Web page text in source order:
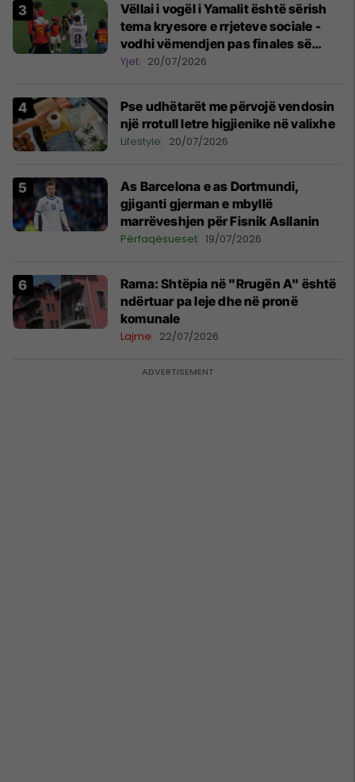
Vëllai i vogël i Yamalit është sërish
tema kryesore e rrjeteve sociale -
vodhi vëmendjen pas finales së
Kupës së Botës
Yjet 20/07/2026
Pse udhëtarët me përvojë vendosin
një rrotull letre higjienike në valixhe
Lifestyle 20/07/2026
As Barcelona e as Dortmundi,
gjiganti gjerman e mbyllë
marrëveshjen për Fisnik Asllanin
Përfaqësueset 19/07/2026
Rama: Shtëpia në "Rrugën A" është
ndërtuar pa leje dhe në pronë
komunale
Lajme 22/07/2026